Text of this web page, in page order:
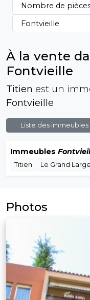
À la vente
Fontvieille
Titien est un
Fontvieille
Liste des
Immeubles
Titien
Le Grand Large
Photos